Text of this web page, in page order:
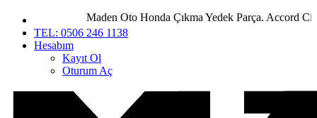
Maden Oto Honda Çıkma Yedek Parça. Accord City
TEL: 0506 246 1138
Hesabım
Kayıt Ol
Oturum Aç